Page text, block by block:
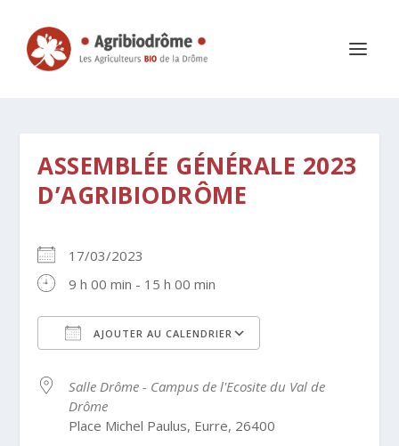
ASSEMBLÉE GÉNÉRALE 2023
D’AGRIBIODRÔME
17/03/2023
9 h 00 min - 15 h 00 min
AJOUTER AU CALENDRIER
Salle Drôme - Campus de l'Ecosite du Val de
Drôme
Place Michel Paulus, Eurre, 26400